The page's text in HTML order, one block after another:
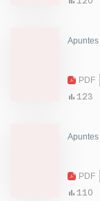
Apuntes
PDF
123
Apuntes
PDF
110